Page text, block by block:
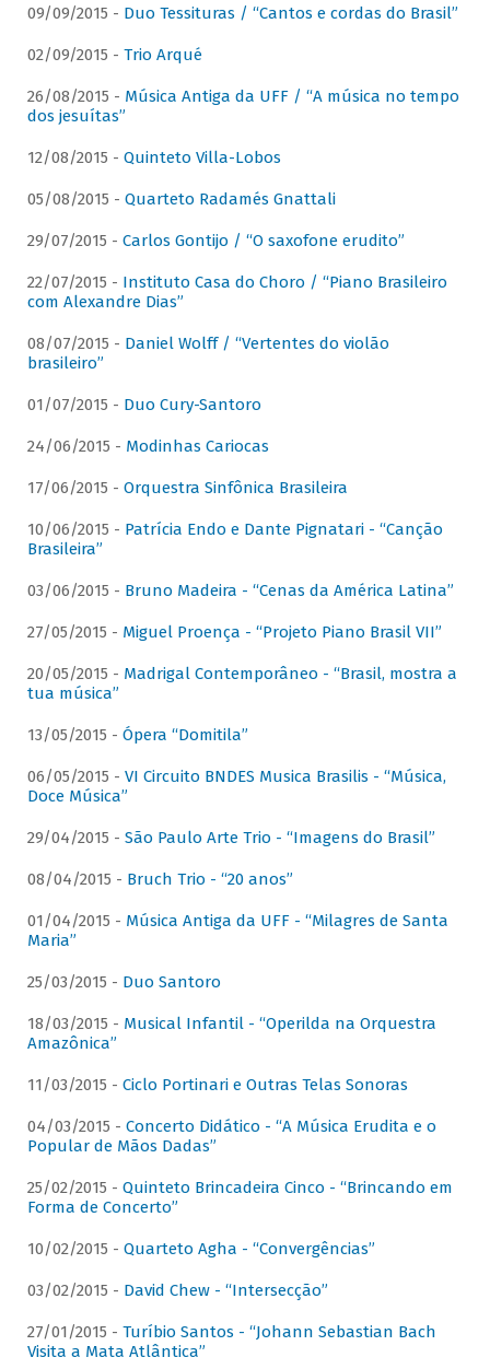
09/09/2015 - Duo Tessituras / “Cantos e cordas do Brasil”
02/09/2015 - Trio Arqué
26/08/2015 - Música Antiga da UFF / “A música no tempo
dos jesuítas”
12/08/2015 - Quinteto Villa-Lobos
05/08/2015 - Quarteto Radamés Gnattali
29/07/2015 - Carlos Gontijo / “O saxofone erudito”
22/07/2015 - Instituto Casa do Choro / “Piano Brasileiro
com Alexandre Dias”
08/07/2015 - Daniel Wolff / “Vertentes do violão
brasileiro”
01/07/2015 - Duo Cury-Santoro
24/06/2015 - Modinhas Cariocas
17/06/2015 - Orquestra Sinfônica Brasileira
10/06/2015 - Patrícia Endo e Dante Pignatari - “Canção
Brasileira”
03/06/2015 - Bruno Madeira - “Cenas da América Latina”
27/05/2015 - Miguel Proença - “Projeto Piano Brasil VII”
20/05/2015 - Madrigal Contemporâneo - “Brasil, mostra a
tua música”
13/05/2015 - Ópera “Domitila”
06/05/2015 - VI Circuito BNDES Musica Brasilis - “Música,
Doce Música”
29/04/2015 - São Paulo Arte Trio - “Imagens do Brasil”
08/04/2015 - Bruch Trio - “20 anos”
01/04/2015 - Música Antiga da UFF - “Milagres de Santa
Maria”
25/03/2015 - Duo Santoro
18/03/2015 - Musical Infantil - “Operilda na Orquestra
Amazônica”
11/03/2015 - Ciclo Portinari e Outras Telas Sonoras
04/03/2015 - Concerto Didático - “A Música Erudita e o
Popular de Mãos Dadas”
25/02/2015 - Quinteto Brincadeira Cinco - “Brincando em
Forma de Concerto”
10/02/2015 - Quarteto Agha - “Convergências”
03/02/2015 - David Chew - “Intersecção”
27/01/2015 - Turíbio Santos - “Johann Sebastian Bach
Visita a Mata Atlântica”